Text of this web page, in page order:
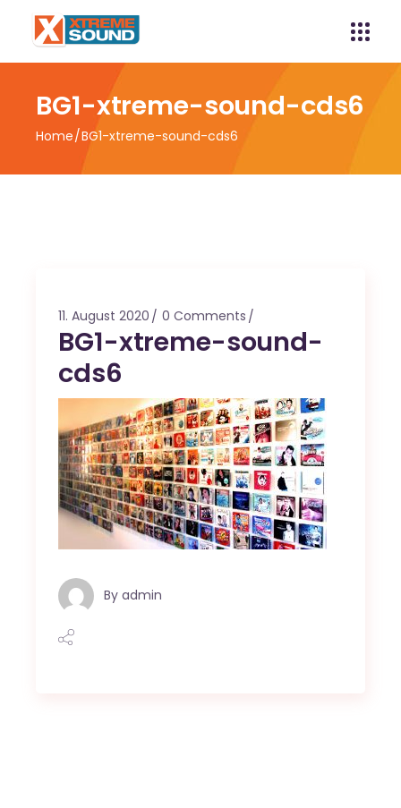
BG1-xtreme-sound-cds6
Home BG1-xtreme-sound-cds6
11. August 2020 0 Comments
BG1-xtreme-sound-
cds6
By admin